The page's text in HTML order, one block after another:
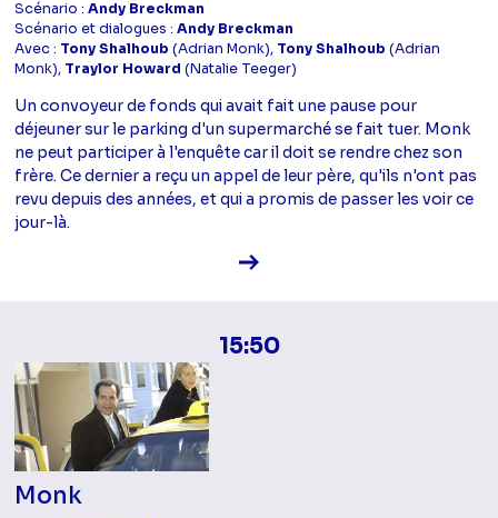
Scénario :Andy Breckman
Scénario et dialogues :Andy Breckman
Avec : Tony Shalhoub (Adrian Monk), Tony Shalhoub (Adrian
Monk), Traylor Howard (Natalie Teeger)
Un convoyeur de fonds qui avait fait une pause pour
déjeuner sur le parking d'un supermarché se fait tuer. Monk
ne peut participer à l'enquête car il doit se rendre chez son
frère. Ce dernier a reçu un appel de leur père, qu'ils n'ont pas
revu depuis des années, et qui a promis de passer les voir ce
jour-là.
Voir la fiche diffusion
15:50
Monk